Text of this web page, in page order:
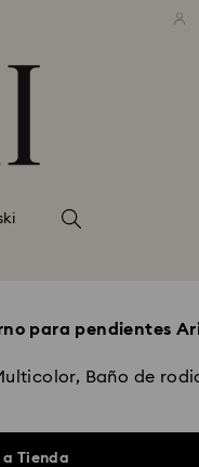
para pendientes
Baño de
a Tienda